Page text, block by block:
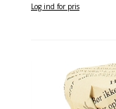
Log ind for pris